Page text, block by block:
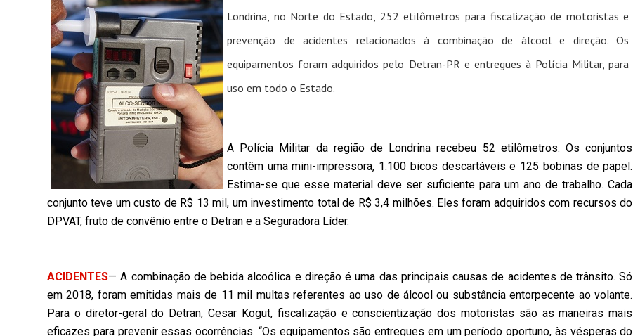
Londrina, no Norte do Estado, 252 etilômetros para fiscalização de motoristas e
prevenção de acidentes relacionados à combinação de álcool e direção. Os
equipamentos foram adquiridos pelo Detran-PR e entregues à Polícia Militar, para
uso em todo o Estado.
A Polícia Militar da região de Londrina recebeu 52 etilômetros. Os conjuntos
contêm uma mini-impressora, 1.100 bicos descartáveis e 125 bobinas de papel.
Estima-se que esse material deve ser suficiente para um ano de trabalho. Cada
conjunto teve um custo de R$ 13 mil, um investimento total de R$ 3,4 milhões. Eles foram adquiridos com recursos do
DPVAT, fruto de convênio entre o Detran e a Seguradora Líder.
ACIDENTES— A combinação de bebida alcoólica e direção é uma das principais causas de acidentes de trânsito. Só
em 2018, foram emitidas mais de 11 mil multas referentes ao uso de álcool ou substância entorpecente ao volante.
Para o diretor-geral do Detran, Cesar Kogut, fiscalização e conscientização dos motoristas são as maneiras mais
eficazes para prevenir essas ocorrências. “Os equipamentos são entregues em um período oportuno, às vésperas do